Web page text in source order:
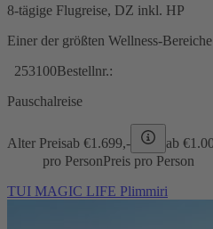
8-tägige Flugreise, DZ inkl. HP
Einer der größten Wellness-
253100Bestellnr.:
Pauschalreise
Alter Preisab €1.699,- ab €
pro PersonPreis pro Person
TUI MAGIC LIFE Plimmiri